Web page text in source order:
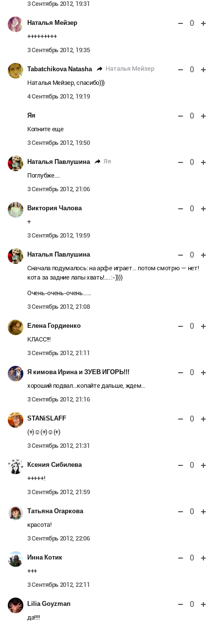
3 Сентябрь 2012, 19:31
Наталья Мейзер 0
+++++++++
3 Сентябрь 2012, 19:35
Tabatchikova Natasha Наталья Мейзер 0
Наталья Мейзер, спасибо)))
4 Сентябрь 2012, 19:19
Яя 0
Копните еще
3 Сентябрь 2012, 19:50
Наталья Павлушина Яя 0
Поглубже….
3 Сентябрь 2012, 21:06
Виктория Чалова 0
+
3 Сентябрь 2012, 19:59
Наталья Павлушина 0
Сначала подумалось: на арфе играет… потом смотрю — нет!
кота за задние лапы хвать!…. :-))))
Очень-очень-очень……
3 Сентябрь 2012, 21:08
Елена Гордиенко 0
КЛАСС!!!
3 Сентябрь 2012, 21:11
Я кимова Ирина и ЗУЕВ ИГОРЬ!!! 0
хороший подвал…копайте дальше, ждем…
3 Сентябрь 2012, 21:16
STANiSLAFF 0
(+)☺(+)☺(+)
3 Сентябрь 2012, 21:31
Ксения Сибилева 0
+++++!
3 Сентябрь 2012, 21:59
Татьяна Огаркова 0
красота!
3 Сентябрь 2012, 22:06
Инна Котик 0
+++
3 Сентябрь 2012, 22:11
Lilia Goyzman 0
да!!!!